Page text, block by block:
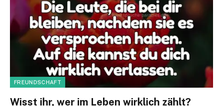
FREUNDSCHAFT
Wisst ihr, wer im Leben wirklich zählt?